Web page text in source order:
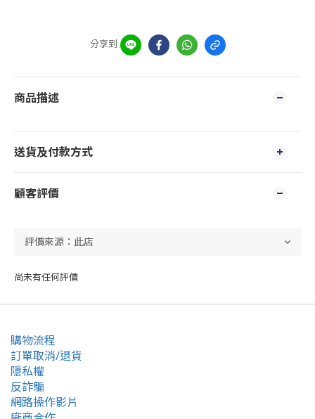
分享到
商品描述
送貨及付款方式
顧客評價
尚未有任何評價
購物流程
訂單取消/退貨
隱私權
反詐騙
網路操作影片